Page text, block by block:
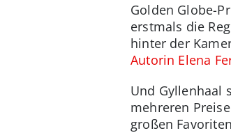
Golden Globe-
erstmals die
hinter der
Autorin Elena
Und Gyllenhaal
mehreren
großen